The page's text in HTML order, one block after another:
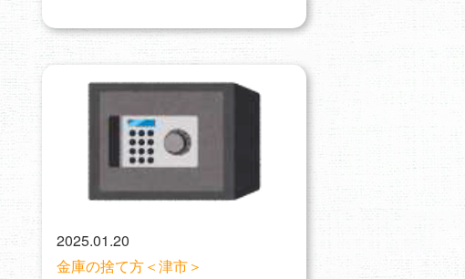
2025.01.20
金庫の捨て方＜津市＞